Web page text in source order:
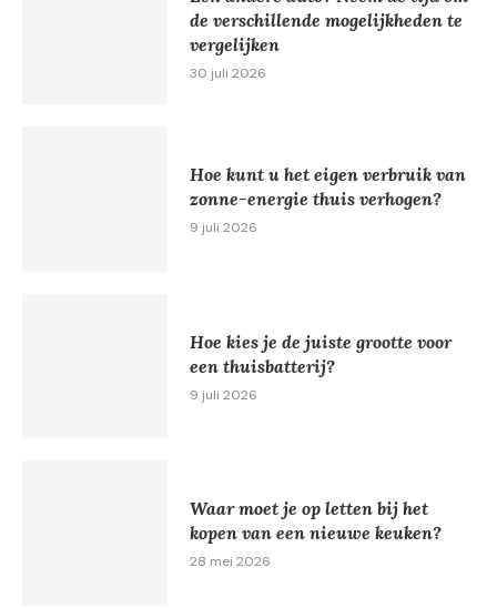
de verschillende mogelijkheden te
vergelijken
30 juli 2026
Hoe kunt u het eigen verbruik van
zonne-energie thuis verhogen?
9 juli 2026
Hoe kies je de juiste grootte voor
een thuisbatterij?
9 juli 2026
Waar moet je op letten bij het
kopen van een nieuwe keuken?
28 mei 2026